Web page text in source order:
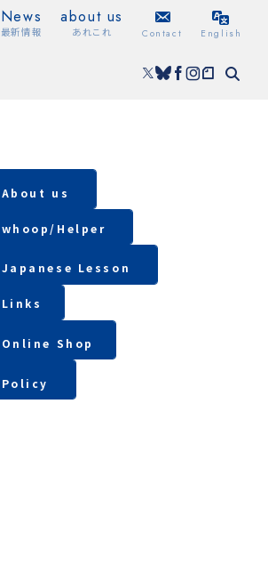
News
最新情報
about us
あれこれ Contact English
About us
whoop/ Helper
Japanese Lesson
Lin ks
Online Shop
Policy